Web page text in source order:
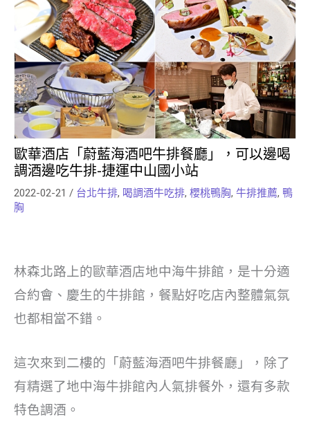
歐華酒店「蔚藍海酒吧牛排餐廳」，可以邊喝
調酒邊吃牛排-捷運中山國小站
2022-02-21 / 台北牛排, 喝調酒牛吃排, 櫻桃鴨胸, 牛排推薦, 鴨
胸
林森北路上的歐華酒店地中海牛排館，是十分適
合約會、慶生的牛排館，餐點好吃店內整體氣氛
也都相當不錯。
這次來到二樓的「蔚藍海酒吧牛排餐廳」，除了
有精選了地中海牛排館內人氣排餐外，還有多款
特色調酒。